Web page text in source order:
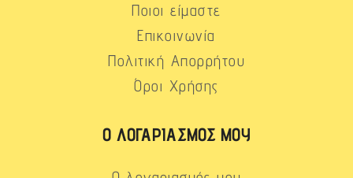
Ποιοι είμαστε
Επικοινωνία
Πολιτική Απορρήτου
Όροι Χρήσης
Ο ΛΟΓΑΡΙΑΣΜΌΣ ΜΟΥ